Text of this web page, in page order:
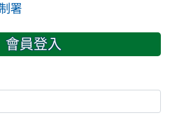
署
會員登入